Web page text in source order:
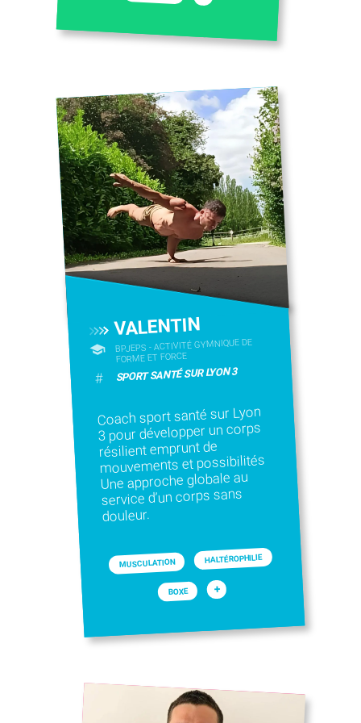
VALENTIN
BPJEPS - ACTIVITÉ GYMNIQUE DE
FORME ET FORCE
# SPORT SANTÉ SUR LYON 3
Coach sport santé sur Lyon
3 pour développer un corps
résilient emprunt de
mouvements et possibilités
Une approche globale au
service d’un corps sans
douleur.
MUSCULATION HALTÉROPHILIE
BOXE +